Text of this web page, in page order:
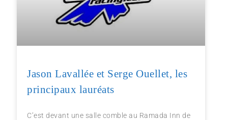
Jason Lavallée et Serge Ouellet, les
principaux lauréats
C’est devant une salle comble au Ramada Inn de